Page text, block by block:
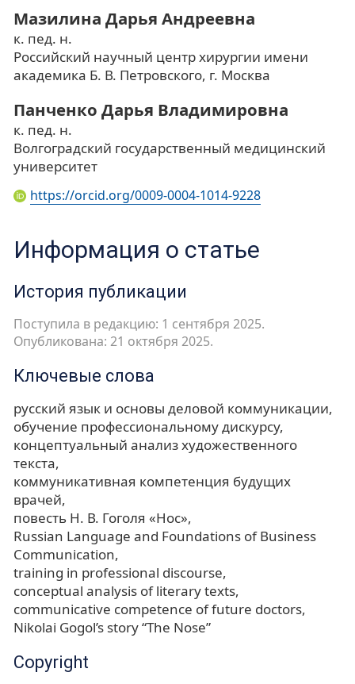
Мазилина Дарья Андреевна
к. пед. н.
Российский научный центр хирургии имени
академика Б. В. Петровского, г. Москва
Панченко Дарья Владимировна
к. пед. н.
Волгоградский государственный медицинский
университет
https://orcid.org/0009-0004-1014-9228
Информация о статье
История публикации
Поступила в редакцию: 1 сентября 2025.
Опубликована: 21 октября 2025.
Ключевые слова
русский язык и основы деловой коммуникации
обучение профессиональному дискурсу
концептуальный анализ художественного
текста
коммуникативная компетенция будущих
врачей
повесть Н. В. Гоголя «Нос»
Russian Language and Foundations of Business
Communication
training in professional discourse
conceptual analysis of literary texts
communicative competence of future doctors
Nikolai Gogol’s story “The Nose”
Copyright